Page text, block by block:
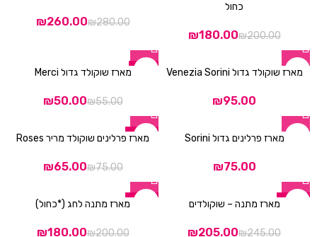
הוסף קו תחתון לקישורים
font_download
האפשרויות
הצהרת נגישות
כחול
₪200.00
₪180.00
₪280.00
₪260.00
מארז שוקולד גדול Venezia Sorini
₪
מארז שוקולד גדול Merci
₪55.00
₪50.00
מארז פרלינים גדול Sorini
₪
-13%
מארז פרלינים שוקולד מריר Roses
₪75.00
₪65.00
-16% מארז מתנה – שוקולדים
₪245.00
₪205.00
-10% מארז מתנה לחג (*כחול)
₪200.00
₪180.00